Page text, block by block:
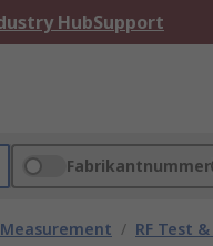
HubSupport
Fabrikantnummer
/ RF Test